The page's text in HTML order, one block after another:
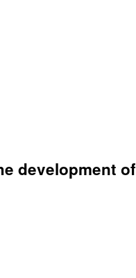
development